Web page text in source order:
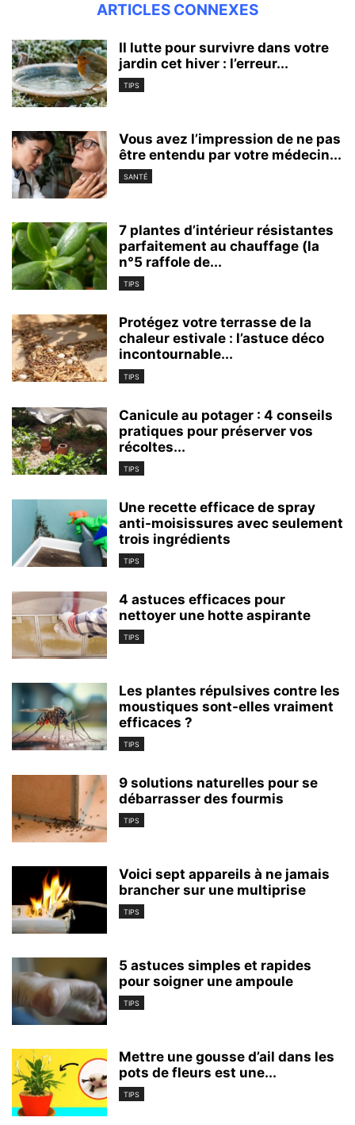
ARTICLES CONNEXES
Il lutte pour survivre dans votre
jardin cet hiver : l’erreur...
TIPS
Vous avez l’impression de ne pas
être entendu par votre médecin...
SANTÉ
7 plantes d’intérieur résistantes
parfaitement au chauffage (la
n°5 raffole de...
TIPS
Protégez votre terrasse de la
chaleur estivale : l’astuce déco
incontournable...
TIPS
Canicule au potager : 4 conseils
pratiques pour préserver vos
récoltes...
TIPS
Une recette efficace de spray
anti-moisissures avec seulement
trois ingrédients
TIPS
4 astuces efficaces pour
nettoyer une hotte aspirante
TIPS
Les plantes répulsives contre les
moustiques sont-elles vraiment
efficaces ?
TIPS
9 solutions naturelles pour se
débarrasser des fourmis
TIPS
Voici sept appareils à ne jamais
brancher sur une multiprise
TIPS
5 astuces simples et rapides
pour soigner une ampoule
TIPS
Mettre une gousse d’ail dans les
pots de fleurs est une...
TIPS